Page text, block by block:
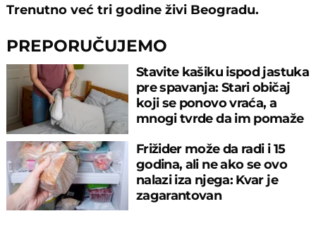
Trenutno već tri godine živi Beogradu.
PREPORUČUJEMO
Stavite kašiku ispod jastuka
pre spavanja: Stari običaj
koji se ponovo vraća, a
mnogi tvrde da im pomaže
Frižider može da radi i 15
godina, ali ne ako se ovo
nalazi iza njega: Kvar je
zagarantovan